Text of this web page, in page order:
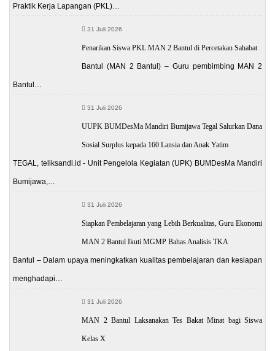
Praktik Kerja Lapangan (PKL)…
31 Juli 2026
Penarikan Siswa PKL MAN 2 Bantul di Percetakan Sahabat
Bantul (MAN 2 Bantul) – Guru pembimbing MAN 2
Bantul…
31 Juli 2026
UUPK BUMDesMa Mandiri Bumijawa Tegal Salurkan Dana
Sosial Surplus kepada 160 Lansia dan Anak Yatim
TEGAL, teliksandi.id - Unit Pengelola Kegiatan (UPK) BUMDesMa Mandiri
Bumijawa,…
31 Juli 2026
Siapkan Pembelajaran yang Lebih Berkualitas, Guru Ekonomi
MAN 2 Bantul Ikuti MGMP Bahas Analisis TKA
Bantul – Dalam upaya meningkatkan kualitas pembelajaran dan kesiapan
menghadapi…
31 Juli 2026
MAN 2 Bantul Laksanakan Tes Bakat Minat bagi Siswa
Kelas X